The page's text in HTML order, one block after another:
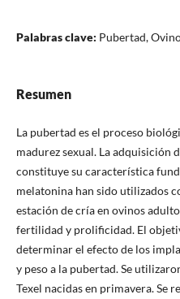
Palabras clave: Pubertad,
Resumen
La pubertad es el proceso
madurez sexual. La adquisición
constituye su característica
melatonina han sido utilizados
estación de cría en ovinos
fertilidad y prolificidad. El
determinar el efecto de los
y peso a la pubertad. Se
Texel nacidas en primavera. Se